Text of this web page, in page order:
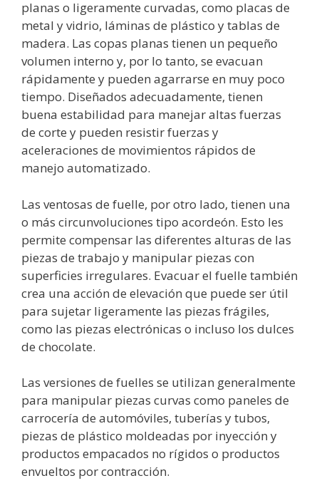
planas o ligeramente curvadas, como placas de
metal y vidrio, láminas de plástico y tablas de
madera. Las copas planas tienen un pequeño
volumen interno y, por lo tanto, se evacuan
rápidamente y pueden agarrarse en muy poco
tiempo. Diseñados adecuadamente, tienen
buena estabilidad para manejar altas fuerzas
de corte y pueden resistir fuerzas y
aceleraciones de movimientos rápidos de
manejo automatizado.
Las ventosas de fuelle, por otro lado, tienen una
o más circunvoluciones tipo acordeón. Esto les
permite compensar las diferentes alturas de las
piezas de trabajo y manipular piezas con
superficies irregulares. Evacuar el fuelle también
crea una acción de elevación que puede ser útil
para sujetar ligeramente las piezas frágiles,
como las piezas electrónicas o incluso los dulces
de chocolate.
Las versiones de fuelles se utilizan generalmente
para manipular piezas curvas como paneles de
carrocería de automóviles, tuberías y tubos,
piezas de plástico moldeadas por inyección y
productos empacados no rígidos o productos
envueltos por contracción.